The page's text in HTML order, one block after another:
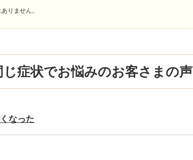
りません。
じ症状でお悩みのお客さまの声
なった